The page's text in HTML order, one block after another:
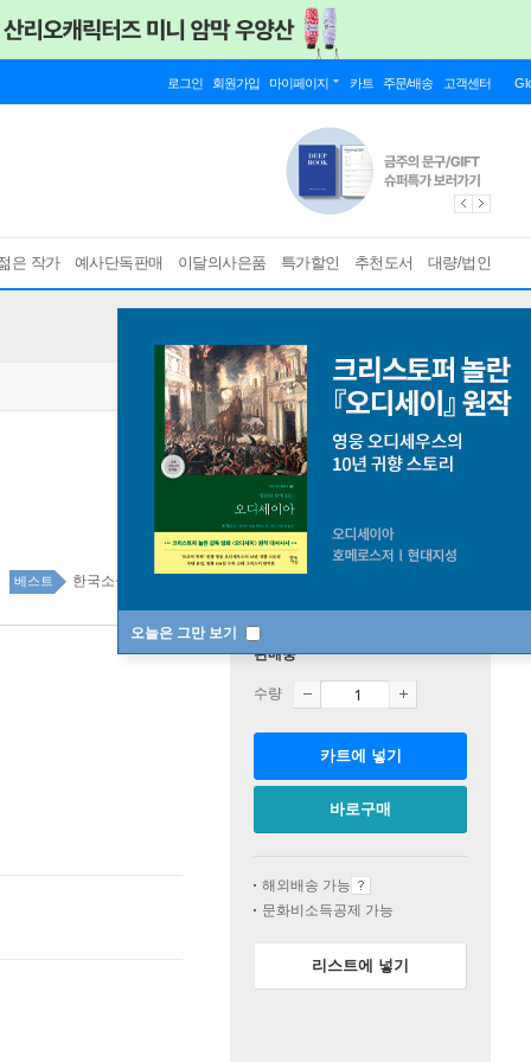
로그인 회원가입 마이페이지 카트 주문/배송 고객센터
은 작가 예사단독판매 이달의사은품 특가할인 추천도서 대량/법인
오늘은 그만 보기
베스트 한국소설 top100 24주
판매중
수량
카트에 넣기
바로구매
해외배송 가능
문화비소득공제 가능
리스트에 넣기